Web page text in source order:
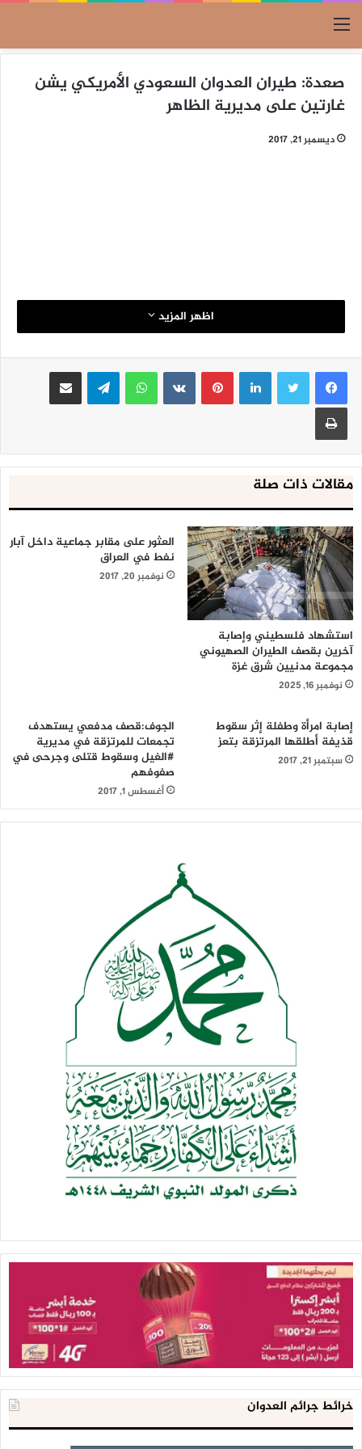
القائمة
صعدة: طيران العدوان السعودي الأمريكي يشن
غارتين على مديرية الظاهر
ديسمبر 21, 2017
اظهر المزيد
لينكدإنبينتيريست واتساب تيلقرام مشاركة عبر البريد
طباعة
مقالات ذات صلة
استشهاد فلسطيني وإصابة
آخرين بقصف الطيران الصهيوني
مجموعة مدنيين شرق غزة
نوفمبر 16, 2025
العثور على مقابر جماعية داخل آبار
نفط في العراق
نوفمبر 20, 2017
إصابة امرأة وطفلة إثر سقوط
قذيفة أطلقها المرتزقة بتعز
سبتمبر 21, 2017
الجوف:قصف مدفعي يستهدف
تجمعات للمرتزقة في مديرية
#الغيل وسقوط قتلى وجرحى في
صفوفهم
أغسطس 1, 2017
خرائط جرائم العدوان